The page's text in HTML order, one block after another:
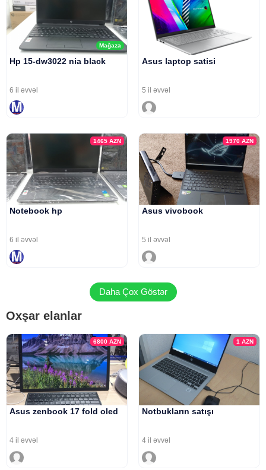
Mağaza
Hp 15-dw3022 nia black
6 il əvvəl
Asus laptop satisi
5 il əvvəl
1465AZN
Notebook hp
6 il əvvəl
1970 AZN
Asus vivobook
5 il əvvəl
Daha Çox Göstər
Oxşar elanlar
6800AZN
Asus zenbook 17 fold oled
4 il əvvəl
1 AZN
Notbukların satışı
4 il əvvəl